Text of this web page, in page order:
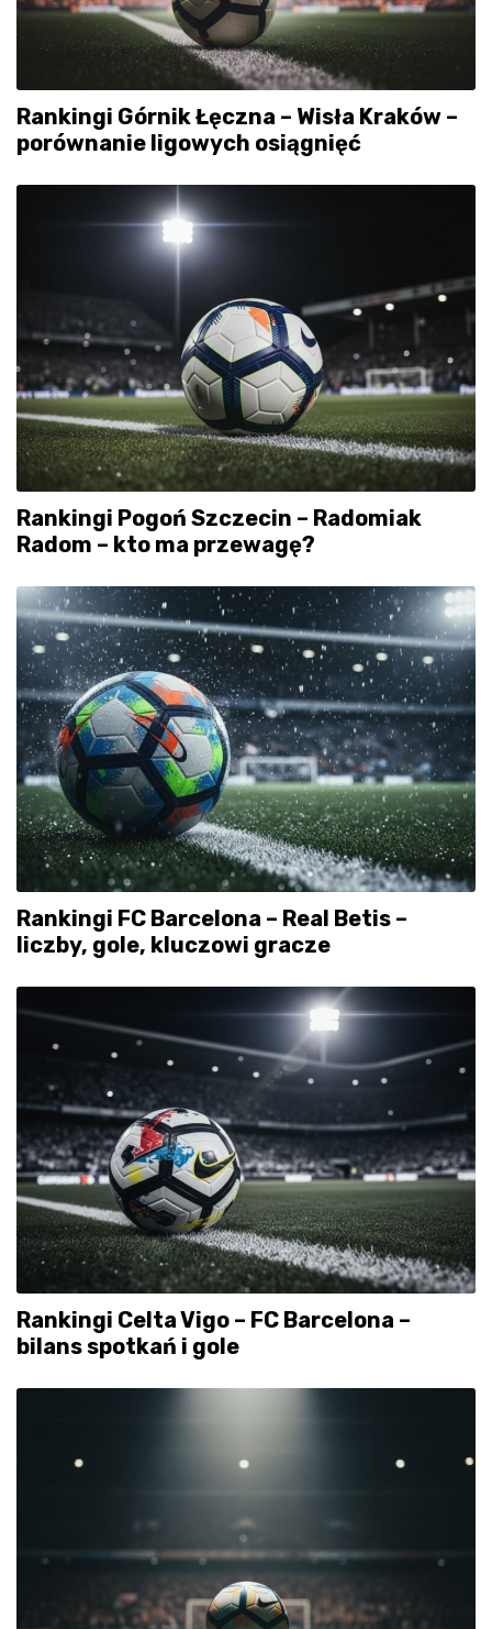
Rankingi Górnik Łęczna – Wisła Kraków –
porównanie ligowych osiągnięć
Rankingi Pogoń Szczecin – Radomiak
Radom – kto ma przewagę?
Rankingi FC Barcelona – Real Betis –
liczby, gole, kluczowi gracze
Rankingi Celta Vigo – FC Barcelona –
bilans spotkań i gole